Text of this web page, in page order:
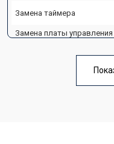
Замена таймера
Замена платы управления
Ремонт/замена датчика
Замена термостата